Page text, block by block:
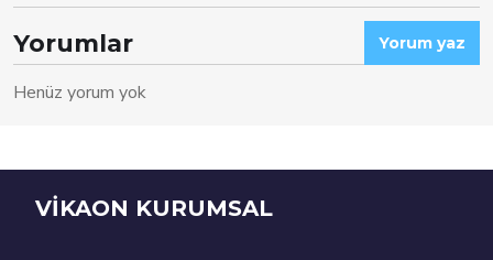
Yorumlar Yorum yaz
Henüz yorum yok
VİKAON KURUMSAL